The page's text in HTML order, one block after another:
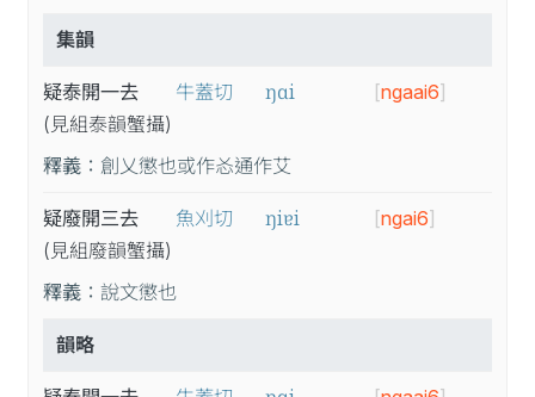
集韻
疑泰開一去
(見組泰韻蟹攝)
牛蓋切 ŋɑi [ngaai6]
釋義： 創乂懲也或作㣻通作艾
疑廢開三去
(見組廢韻蟹攝)
魚刈切 ŋiɐi [ngai6]
釋義： 說文懲也
韻略